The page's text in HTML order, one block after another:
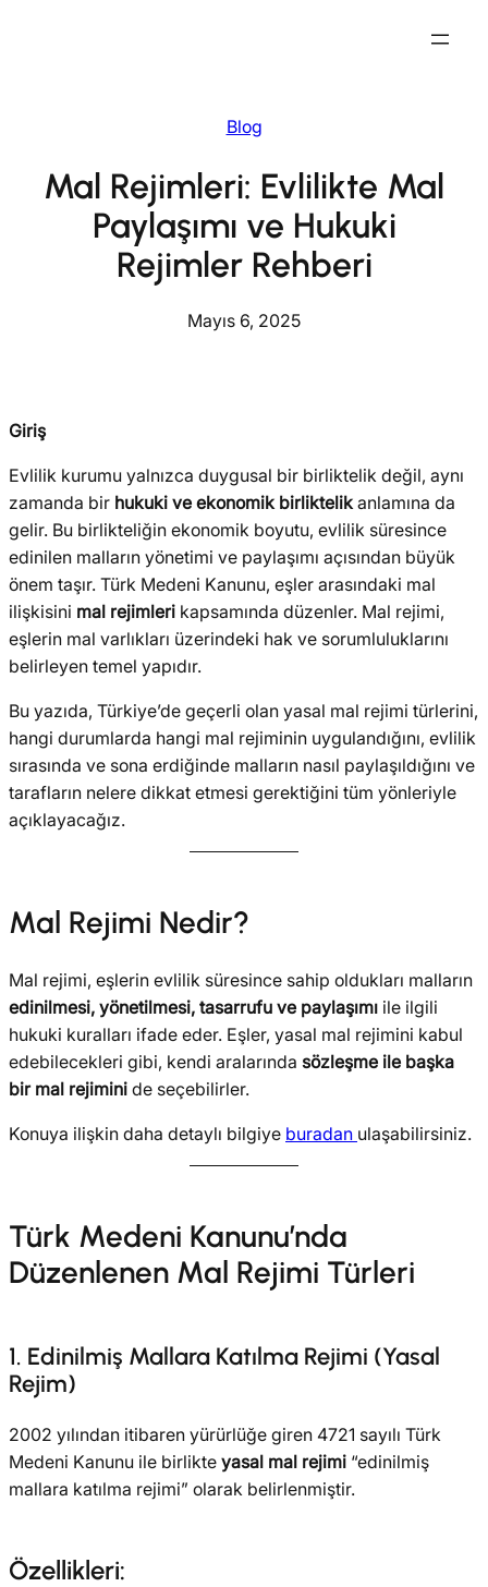
Blog
Mal Rejimleri: Evlilikte Mal
Paylaşımı ve Hukuki
Rejimler Rehberi
Mayıs 6, 2025
Giriş
Evlilik kurumu yalnızca duygusal bir birliktelik değil, aynı
zamanda bir hukuki ve ekonomik birliktelikanlamına da
gelir. Bu birlikteliğin ekonomik boyutu, evlilik süresince
edinilen malların yönetimi ve paylaşımı açısından büyük
önem taşır. Türk Medeni Kanunu, eşler arasındaki mal
ilişkisini mal rejimleri kapsamında düzenler. Mal rejimi,
eşlerin mal varlıkları üzerindeki hak ve sorumluluklarını
belirleyen temel yapıdır.
Bu yazıda, Türkiye’de geçerli olan yasal mal rejimi türlerini,
hangi durumlarda hangi mal rejiminin uygulandığını, evlilik
sırasında ve sona erdiğinde malların nasıl paylaşıldığını ve
tarafların nelere dikkat etmesi gerektiğini tüm yönleriyle
açıklayacağız.
Mal Rejimi Nedir?
Mal rejimi, eşlerin evlilik süresince sahip oldukları malların
edinilmesi, yönetilmesi, tasarrufu ve paylaşımı ile ilgili
hukuki kuralları ifade eder. Eşler, yasal mal rejimini kabul
edebilecekleri gibi, kendi aralarında sözleşme ile başka
bir mal rejimini de seçebilirler.
Konuya ilişkin daha detaylı bilgiye buradan ulaşabilirsiniz.
Türk Medeni Kanunu’nda
Düzenlenen Mal Rejimi Türleri
1. Edinilmiş Mallara Katılma Rejimi (Yasal
Rejim)
2002 yılından itibaren yürürlüğe giren 4721 sayılı Türk
Medeni Kanunu ile birlikte yasal mal rejimi “edinilmiş
mallara katılma rejimi” olarak belirlenmiştir.
Özellikleri: